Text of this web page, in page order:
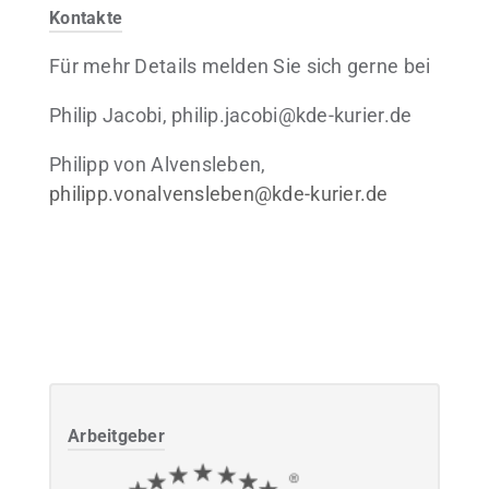
Kontakte
Für mehr Details melden Sie sich gerne bei
Philip Jacobi, philip.jacobi@kde-kurier.de
Philipp von Alvensleben,
philipp.vonalvensleben@kde-kurier.de
Arbeitgeber